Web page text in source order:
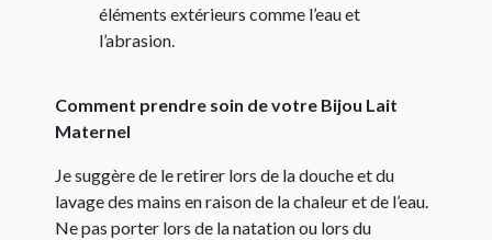
éléments extérieurs comme l’eau et
l’abrasion.
Comment prendre soin de votre Bijou Lait
Maternel
Je suggère de le retirer lors de la douche et du
lavage des mains en raison de la chaleur et de l’eau.
Ne pas porter lors de la natation ou lors du